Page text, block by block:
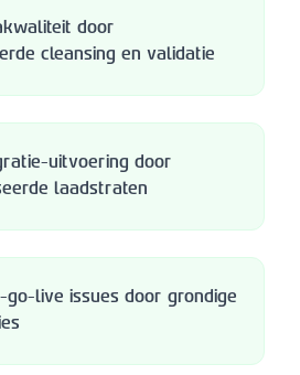
door
cleansing en validatie
uitvoering door
laadstraten
go-live issues door grondige